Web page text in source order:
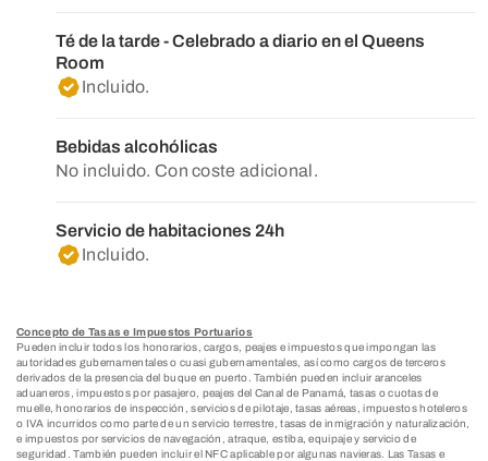
Té de la tarde - Celebrado a diario en el Queens
Room
Incluido.
Bebidas alcohólicas
No incluido. Con coste adicional.
Servicio de habitaciones 24h
Incluido.
Concepto de Tasas e Impuestos Portuarios
Pueden incluir todos los honorarios, cargos, peajes e impuestos que impongan las
autoridades gubernamentales o cuasi gubernamentales, así como cargos de terceros
derivados de la presencia del buque en puerto. También pueden incluir aranceles
aduaneros, impuestos por pasajero, peajes del Canal de Panamá, tasas o cuotas de
muelle, honorarios de inspección, servicios de pilotaje, tasas aéreas, impuestos hoteleros
o IVA incurridos como parte de un servicio terrestre, tasas de inmigración y naturalización,
e impuestos por servicios de navegación, atraque, estiba, equipaje y servicio de
seguridad. También pueden incluir el NFC aplicable por algunas navieras. Las Tasas e